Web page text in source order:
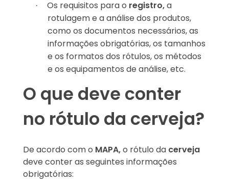
· Os requisitos para o registro,a
rotulagem e a análise dos produtos,
como os documentos necessários, as
informações obrigatórias, os tamanhos
e os formatos dos rótulos, os métodos
e os equipamentos de análise, etc.
O que deve conter
no rótulo da cerveja?
De acordo com o MAPA,o rótulo da cerveja
deve conter as seguintes informações
obrigatórias: